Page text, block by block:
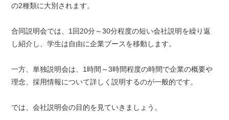
の2種類に大別されます。
合同説明会では、1回20分～30分程度の短い会社説明を繰り返
し紹介し、学生は自由に企業ブースを移動します。
一方、単独説明会は、1時間～3時間程度の時間で企業の概要や
理念、採用情報について詳しく説明するのが一般的です。
では、会社説明会の目的を見ていきましょう。